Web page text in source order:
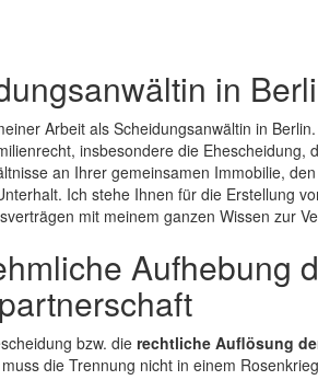
in
Arbeit als Scheidungsanwältin in
insbesondere die Ehescheidung,
an Ihrer gemeinsamen Immobilie,
Ich stehe Ihnen für die Erstellung
mit meinem ganzen Wissen zur
Aufhebung
bzw. die rechtliche Auflösung
die Trennung nicht in einem